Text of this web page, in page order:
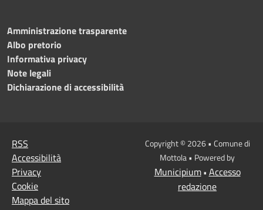
Amministrazione trasparente
Albo pretorio
Informativa privacy
Note legali
Dichiarazione di accessibilità
RSS
Accessibilità
Privacy
Cookie
Mappa del sito
Copyright © 2026 • Comune di
Mottola • Powered by
Municipium• Accesso
redazione